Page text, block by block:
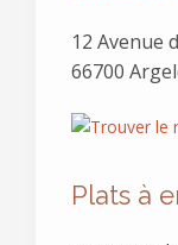
12 Avenue
66700
Plats à